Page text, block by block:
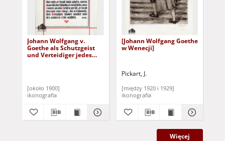
Johann Wolfgang v.
Goethe als Schutzgeist
und Verteidiger jedes
[około 1900]
ikonografia
[Johann Wolfgang Goethe
w Wenecji]
Pickart, J.
[między 1920 i 1929]
ikonografia
Więcej